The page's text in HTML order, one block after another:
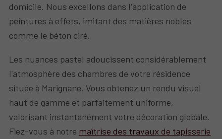
domicile. Nous excellons dans l'application de
peintures à effets, imitant des matières nobles
comme le béton ciré.
Les nuances pastel adoucissent considérablement
l'atmosphère des chambres de votre résidence
située à Marignane. Vous obtenez un rendu visuel
haut de gamme et parfaitement uniforme,
valorisant instantanément votre décoration globale.
Fiez-vous à notre maîtrise des travaux de tapisserie